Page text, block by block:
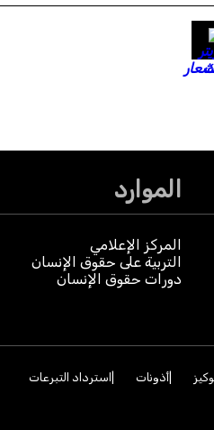
الموارد
المركز الإعلامي
التربية على حقوق الإنسان
دورات حقوق الإنسان
أذونات
استرداد التبرعات